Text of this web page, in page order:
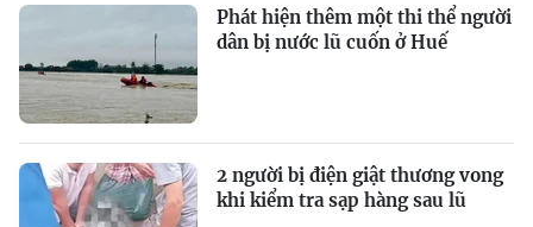
Phát hiện thêm một thi thể người
dân bị nước lũ cuốn ở Huế
2 người bị điện giật thương vong
khi kiểm tra sạp hàng sau lũ